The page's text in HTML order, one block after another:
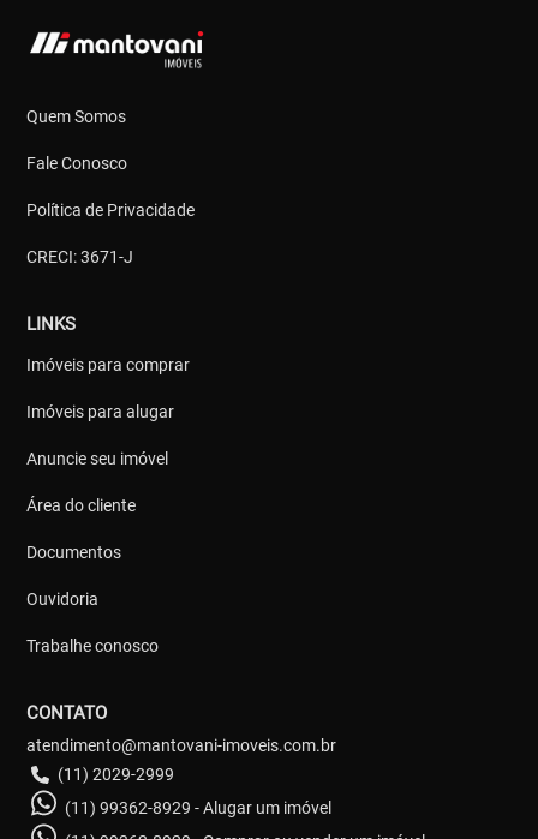
Quem Somos
Fale Conosco
Política de Privacidade
CRECI: 3671-J
LINKS
Imóveis para comprar
Imóveis para alugar
Anuncie seu imóvel
Área do cliente
Documentos
Ouvidoria
Trabalhe conosco
CONTATO
atendimento@mantovani-imoveis.com.br
(11) 2029-2999
(11) 99362-8929 - Alugar um imóvel